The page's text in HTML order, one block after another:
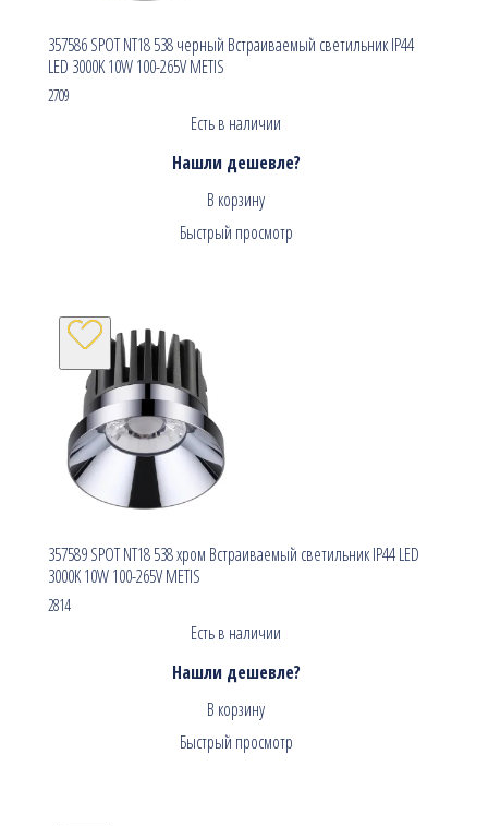
357586 SPOT NT18 538 черный Встраиваемый светильник IP44
LED 3000K 10W 100-265V METIS
2709
Есть в наличии
Нашли дешевле?
В корзину
Быстрый просмотр
357589 SPOT NT18 538 хром Встраиваемый светильник IP44 LED
3000K 10W 100-265V METIS
2814
Есть в наличии
Нашли дешевле?
В корзину
Быстрый просмотр